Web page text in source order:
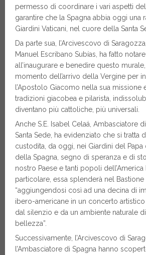
permesso di coordinare i vari aspetti
garantire che la Spagna abbia oggi una
Giardini Vaticani, nel cuore della Santa
Da parte sua, l’Arcivescovo di
Manuel Escribano Subías, ha fatto
all’inaugurare e benedire questo
momento dell’arrivo della Vergine per
l’Apostolo Giacomo nella sua missione
tradizioni giacobea e pilarista,
diventano più cattoliche, più universali.
Anche S.E. Isabel Celaá, Ambasciatore
Santa Sede, ha evidenziato che si tratta
custodita, da oggi, nei Giardini del
della Spagna, segno di speranza e di
nostro Paese e tanti popoli dell’America
particolare, essa splenderà nel Bastione
“aggiungendosi così ad una decina di
ibero-americane in un concerto
dal silenzio e da un ambiente naturale
bellezza”.
Successivamente, l’Arcivescovo di
l’Ambasciatore di Spagna hanno